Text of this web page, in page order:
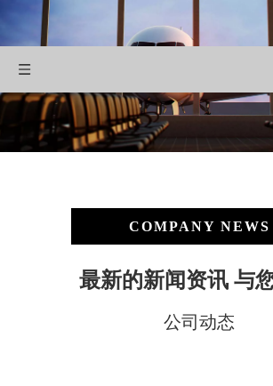
COMPANY NEWS
最新的新闻资讯 与
公司动态